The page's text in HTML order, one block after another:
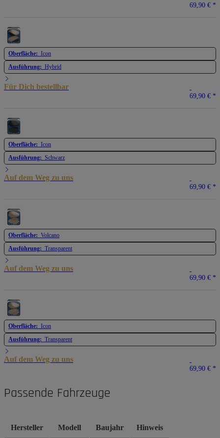
69,90 € *
Oberfläche: Icon
Ausführung: Hybrid
Für Dich bestellbar
69,90 € *
Oberfläche: Icon
Ausführung: Schwarz
Auf dem Weg zu uns
69,90 € *
Oberfläche: Volcano
Ausführung: Transparent
Auf dem Weg zu uns
69,90 € *
Oberfläche: Icon
Ausführung: Transparent
Auf dem Weg zu uns
69,90 € *
Passende Fahrzeuge
Hersteller Modell Baujahr Hinweis